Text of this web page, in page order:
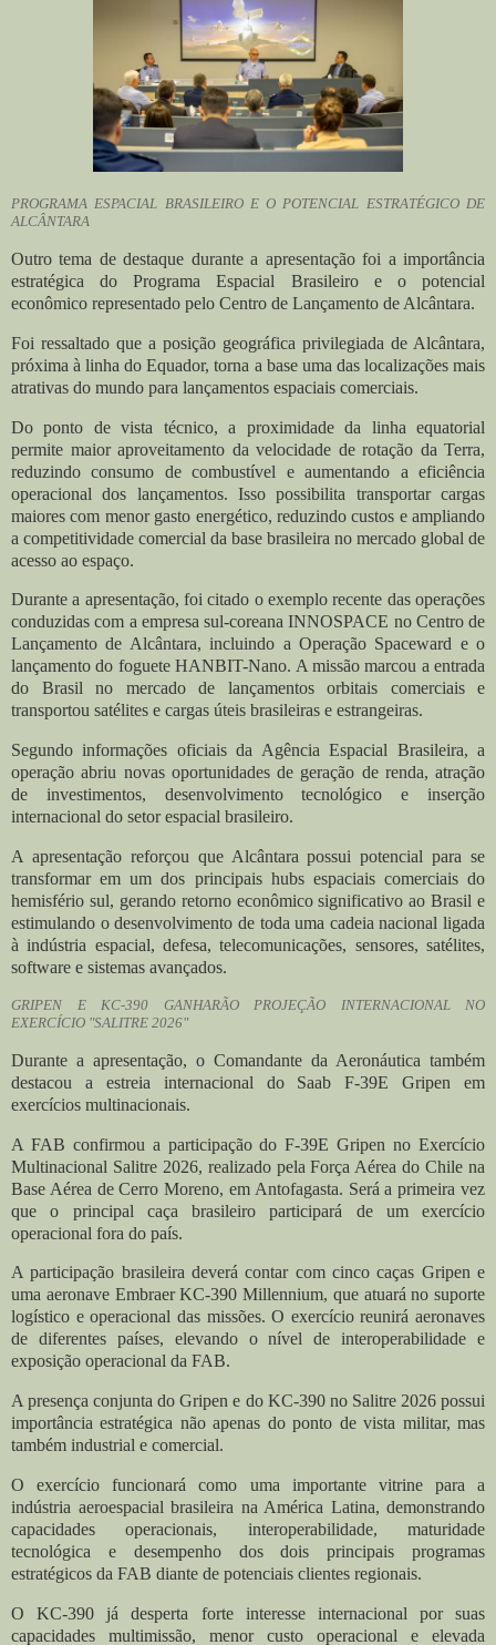
PROGRAMA ESPACIAL BRASILEIRO E O POTENCIAL ESTRATÉGICO DE
ALCÂNTARA
Outro tema de destaque durante a apresentação foi a importância
estratégica do Programa Espacial Brasileiro e o potencial
econômico representado pelo Centro de Lançamento de Alcântara.
Foi ressaltado que a posição geográfica privilegiada de Alcântara,
próxima à linha do Equador, torna a base uma das localizações mais
atrativas do mundo para lançamentos espaciais comerciais.
Do ponto de vista técnico, a proximidade da linha equatorial
permite maior aproveitamento da velocidade de rotação da Terra,
reduzindo consumo de combustível e aumentando a eficiência
operacional dos lançamentos. Isso possibilita transportar cargas
maiores com menor gasto energético, reduzindo custos e ampliando
a competitividade comercial da base brasileira no mercado global de
acesso ao espaço.
Durante a apresentação, foi citado o exemplo recente das operações
conduzidas com a empresa sul-coreana INNOSPACE no Centro de
Lançamento de Alcântara, incluindo a Operação Spaceward e o
lançamento do foguete HANBIT-Nano. A missão marcou a entrada
do Brasil no mercado de lançamentos orbitais comerciais e
transportou satélites e cargas úteis brasileiras e estrangeiras.
Segundo informações oficiais da Agência Espacial Brasileira, a
operação abriu novas oportunidades de geração de renda, atração
de investimentos, desenvolvimento tecnológico e inserção
internacional do setor espacial brasileiro.
A apresentação reforçou que Alcântara possui potencial para se
transformar em um dos principais hubs espaciais comerciais do
hemisfério sul, gerando retorno econômico significativo ao Brasil e
estimulando o desenvolvimento de toda uma cadeia nacional ligada
à indústria espacial, defesa, telecomunicações, sensores, satélites,
software e sistemas avançados.
GRIPEN E KC-390 GANHARÃO PROJEÇÃO INTERNACIONAL NO
EXERCÍCIO "SALITRE 2026"
Durante a apresentação, o Comandante da Aeronáutica também
destacou a estreia internacional do Saab F-39E Gripen em
exercícios multinacionais.
A FAB confirmou a participação do F-39E Gripen no Exercício
Multinacional Salitre 2026, realizado pela Força Aérea do Chile na
Base Aérea de Cerro Moreno, em Antofagasta. Será a primeira vez
que o principal caça brasileiro participará de um exercício
operacional fora do país.
A participação brasileira deverá contar com cinco caças Gripen e
uma aeronave Embraer KC-390 Millennium, que atuará no suporte
logístico e operacional das missões. O exercício reunirá aeronaves
de diferentes países, elevando o nível de interoperabilidade e
exposição operacional da FAB.
A presença conjunta do Gripen e do KC-390 no Salitre 2026 possui
importância estratégica não apenas do ponto de vista militar, mas
também industrial e comercial.
O exercício funcionará como uma importante vitrine para a
indústria aeroespacial brasileira na América Latina, demonstrando
capacidades operacionais, interoperabilidade, maturidade
tecnológica e desempenho dos dois principais programas
estratégicos da FAB diante de potenciais clientes regionais.
O KC-390 já desperta forte interesse internacional por suas
capacidades multimissão, menor custo operacional e elevada